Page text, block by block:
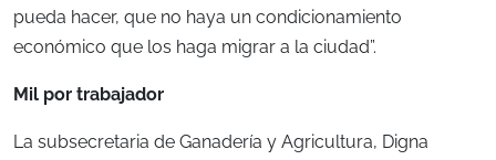
pueda hacer, que no haya un condicionamiento
económico que los haga migrar a la ciudad”.
Mil por trabajador
La subsecretaria de Ganadería y Agricultura, Digna